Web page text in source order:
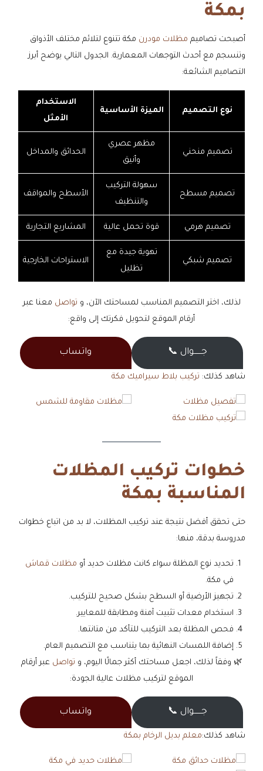
بمكة
أصبحت تصاميم مظلات مودرن مكة تتنوع لتلائم مختلف الأذواق
وتنسجم مع أحدث التوجهات المعمارية. الجدول التالي يوضح أبرز
التصاميم الشائعة:
نوع التصميم الميزة الأساسية
الاستخدام
الأمثل
تصميم منحني
مظهر عصري
وأنيق
الحدائق والمداخل
تصميم مسطح
سهولة التركيب
والتنظيف
الأسطح والمواقف
تصميم هرمي قوة تحمل عالية المشاريع التجارية
تصميم شبكي
تهوية جيدة مع
تظليل
الاستراحات الخارجية
لذلك، اختر التصميم المناسب لمساحتك الآن، و تواصل معنا عبر
أرقام الموقع لتحويل فكرتك إلى واقع:
جــــــوال 📞 واتساب
شاهد كذلك: تركيب بلاط سيراميك مكة
خطوات تركيب المظلات
المناسبة بمكة
حتى تحقق أفضل نتيجة عند تركيب المظلات، لا بد من اتباع خطوات
مدروسة بدقة، منها:
تحديد نوع المظلة سواء كانت مظلات حديد أو مظلات قماش
في مكة.
تجهيز الأرضية أو السطح بشكل صحيح للتركيب.
استخدام معدات تثبيت آمنة ومطابقة للمعايير.
فحص المظلة بعد التركيب للتأكد من متانتها.
إضافة اللمسات النهائية بما يتناسب مع التصميم العام.
🌿 وفقاً لذلك، اجعل مساحتك أكثر جمالًا اليوم، و تواصل عبر أرقام
الموقع لتركيب مظلات عالية الجودة:
جــــــوال 📞 واتساب
شاهد كذلك:معلم بديل الرخام بمكة